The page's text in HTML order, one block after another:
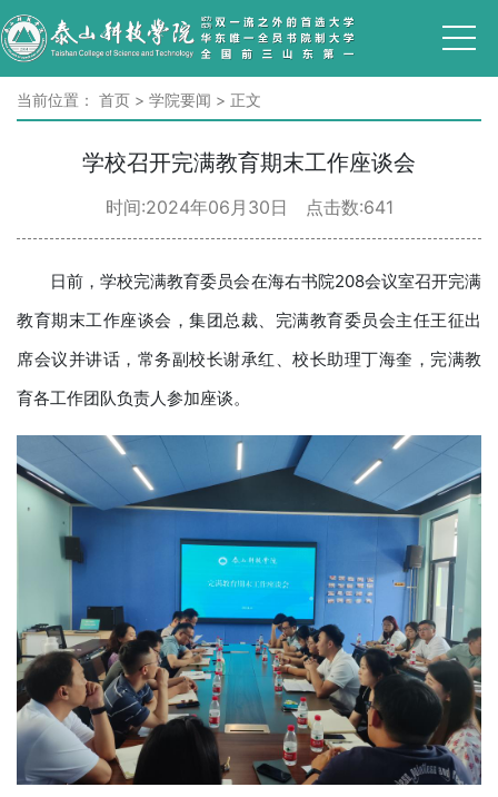
当前位置： 首页 > 学院要闻 > 正文
学校召开完满教育期末工作座谈会
时间:2024年06月30日 点击数:641
日前，学校完满教育委员会在海右书院208会议室召开完满
教育期末工作座谈会，集团总裁、完满教育委员会主任王征出
席会议并讲话，常务副校长谢承红、校长助理丁海奎，完满教
育各工作团队负责人参加座谈。